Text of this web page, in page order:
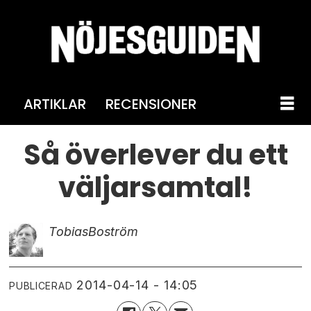
ARTIKLAR RECENSIONER
Så överlever du ett
väljarsamtal!
TobiasBoström
PUBLICERAD 2014-04-14 - 14:05